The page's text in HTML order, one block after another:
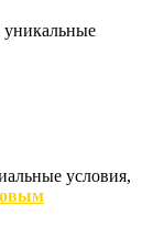
уникальные
условия,